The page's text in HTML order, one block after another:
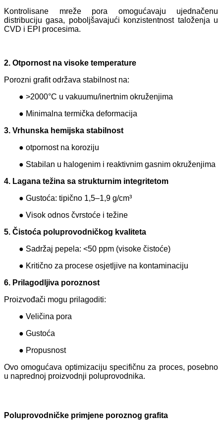
Kontrolisane mreže pora omogućavaju ujednačenu
distribuciju gasa, poboljšavajući konzistentnost taloženja u
CVD i EPI procesima.
2. Otpornost na visoke temperature
Porozni grafit održava stabilnost na:
● >2000°C u vakuumu/inertnim okruženjima
● Minimalna termička deformacija
3. Vrhunska hemijska stabilnost
● otpornost na koroziju
● Stabilan u halogenim i reaktivnim gasnim okruženjima
4. Lagana težina sa strukturnim integritetom
● Gustoća: tipično 1,5–1,9 g/cm³
● Visok odnos čvrstoće i težine
5. Čistoća poluprovodničkog kvaliteta
● Sadržaj pepela: <50 ppm (visoke čistoće)
● Kritično za procese osjetljive na kontaminaciju
6. Prilagodljiva poroznost
Proizvođači mogu prilagoditi:
● Veličina pora
● Gustoća
● Propusnost
Ovo omogućava optimizaciju specifičnu za proces, posebno
u naprednoj proizvodnji poluprovodnika.
Poluprovodničke primjene poroznog grafita